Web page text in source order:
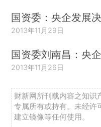
国资委：央企发展
2013年11月29日
国资委刘南昌：央
2013年11月26日
财新网所刊载内容之知识
专属所有或持有。未经许
建立镜像等任何使用。